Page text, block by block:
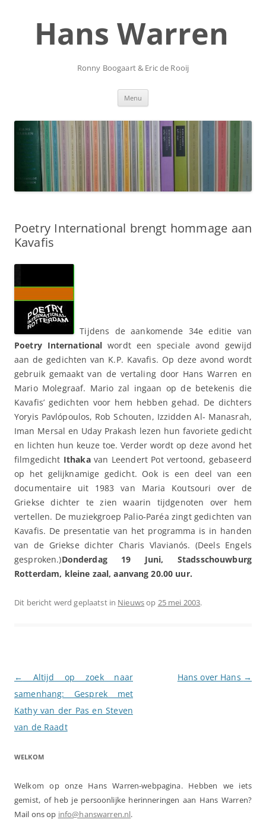
inhoudHans Warren
Ronny Boogaart & Eric de Rooij
Menu
Poetry International brengt hommage aan
Kavafis
Tijdens de aankomende 34e editie van
Poetry International wordt een speciale avond gewijd
aan de gedichten van K.P. Kavafis. Op deze avond wordt
gebruik gemaakt van de vertaling door Hans Warren en
Mario Molegraaf. Mario zal ingaan op de betekenis die
Kavafis’ gedichten voor hem hebben gehad. De dichters
Yoryis Pavlópoulos, Rob Schouten, Izzidden Al- Manasrah,
Iman Mersal en Uday Prakash lezen hun favoriete gedicht
en lichten hun keuze toe. Verder wordt op deze avond het
filmgedicht Ithakavan Leendert Pot vertoond, gebaseerd
op het gelijknamige gedicht. Ook is een deel van een
documentaire uit 1983 van Maria Koutsouri over de
Griekse dichter te zien waarin tijdgenoten over hem
vertellen. De muziekgroep Palio-Paréa zingt gedichten van
Kavafis. De presentatie van het programma is in handen
van de Griekse dichter Charis Vlavianós. (Deels Engels
gesproken.)Donderdag 19 Juni, Stadsschouwburg
Rotterdam, kleine zaal, aanvang 20.00 uur.
Dit bericht werd geplaatst in Nieuwsop 25 mei 2003.
Berichtnavigatie
←
Altijd op zoek naar
samenhang: Gesprek met
Kathy van der Pas en Steven
van de Raadt
Hans over Hans →
WELKOM
Welkom op onze Hans Warren-webpagina. Hebben we iets
gemist, of heb je persoonlijke herinneringen aan Hans Warren?
Mail ons op info@hanswarren.nl.